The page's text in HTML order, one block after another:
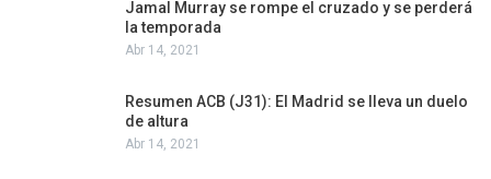
Jamal Murray se rompe el cruzado y se perderá
la temporada
Abr 14, 2021
Resumen ACB (J31): El Madrid se lleva un duelo
de altura
Abr 14, 2021